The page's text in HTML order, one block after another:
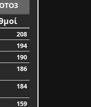
208
194
190
186
184
159